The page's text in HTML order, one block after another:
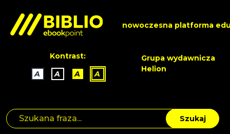
nowoczesna platforma
Kontrast:
A
A A A
Grupa wydawnicza
Helion
Szukaj